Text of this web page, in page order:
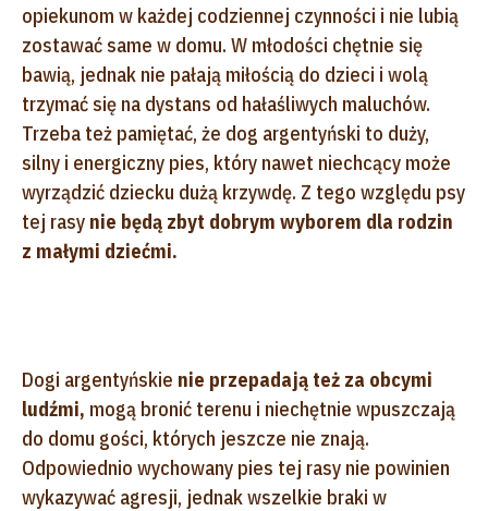
opiekunom w każdej codziennej czynności i nie lubią
zostawać same w domu. W młodości chętnie się
bawią, jednak nie pałają miłością do dzieci i wolą
trzymać się na dystans od hałaśliwych maluchów.
Trzeba też pamiętać, że dog argentyński to duży,
silny i energiczny pies, który nawet niechcący może
wyrządzić dziecku dużą krzywdę. Z tego względu psy
tej rasy nie będą zbyt dobrym wyborem dla rodzin
z małymi dziećmi.
Dogi argentyńskie nie przepadają też za obcymi
ludźmi, mogą bronić terenu i niechętnie wpuszczają
do domu gości, których jeszcze nie znają.
Odpowiednio wychowany pies tej rasy nie powinien
wykazywać agresji, jednak wszelkie braki w